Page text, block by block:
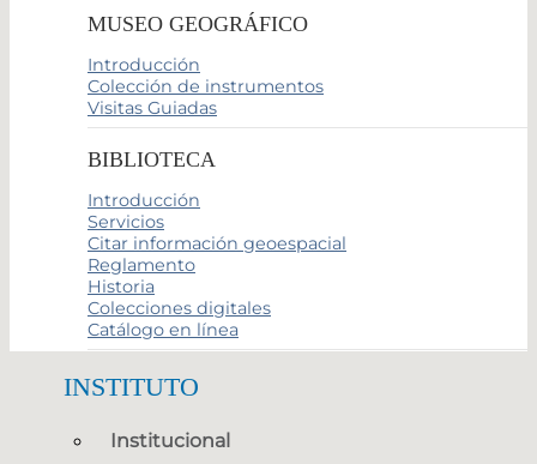
MUSEO GEOGRÁFICO
Introducción
Colección de instrumentos
Visitas Guiadas
BIBLIOTECA
Introducción
Servicios
Citar información geoespacial
Reglamento
Historia
Colecciones digitales
Catálogo en línea
INSTITUTO
Institucional